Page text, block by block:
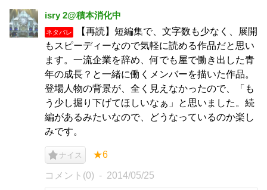
isry 2@積本消化中
ネタバレ
【再読】短編集で、文字数も少なく、展開
もスピーディーなので気軽に読める作品だと思い
ます。一流企業を辞め、何でも屋で働き出した青
年の成長？と一緒に働くメンバーを描いた作品。
登場人物の背景が、全く見えなかったので、「も
う少し掘り下げてほしいなぁ」と思いました。続
編があるみたいなので、どうなっているのか楽し
みです。
ナイス ★6
コメント(0) 2014/05/25